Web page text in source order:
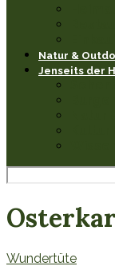
Natur &
Jenseits der
Wundertüte